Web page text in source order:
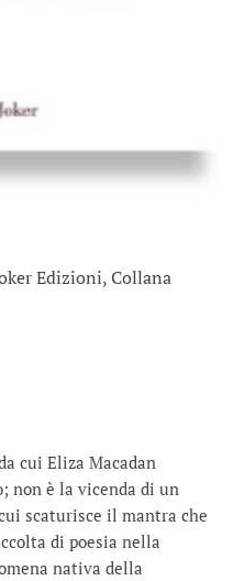
Edizioni, Collana
cui Eliza Macadan
non è la vicenda di un
scaturisce il mantra che
di poesia nella
nativa della